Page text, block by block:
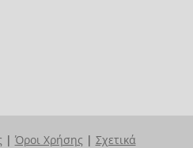
| Όροι Χρήσης | Σχετικά